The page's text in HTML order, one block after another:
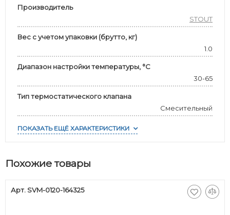
Производитель
STOUT
Вес с учетом упаковки (брутто, кг)
1.0
Диапазон настройки температуры, °С
30-65
Тип термостатического клапана
Смесительный
ПОКАЗАТЬ ЕЩЁ ХАРАКТЕРИСТИКИ
Похожие товары
Арт. SVM-0120-164325